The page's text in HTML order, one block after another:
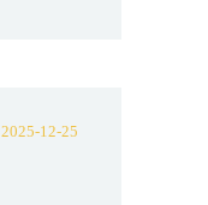
2025-12-25